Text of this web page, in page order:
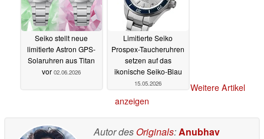
Seiko stellt neue
limitierte Astron GPS-
Solaruhren aus Titan
vor 02.06.2026
Limitierte Seiko
Prospex-Taucheruhren
setzen auf das
ikonische Seiko-Blau
15.05.2026
Weitere Artikel
anzeigen
Autor des Originals:Anubhav